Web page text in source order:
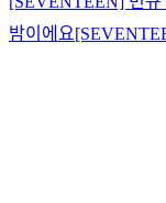
밤이에요